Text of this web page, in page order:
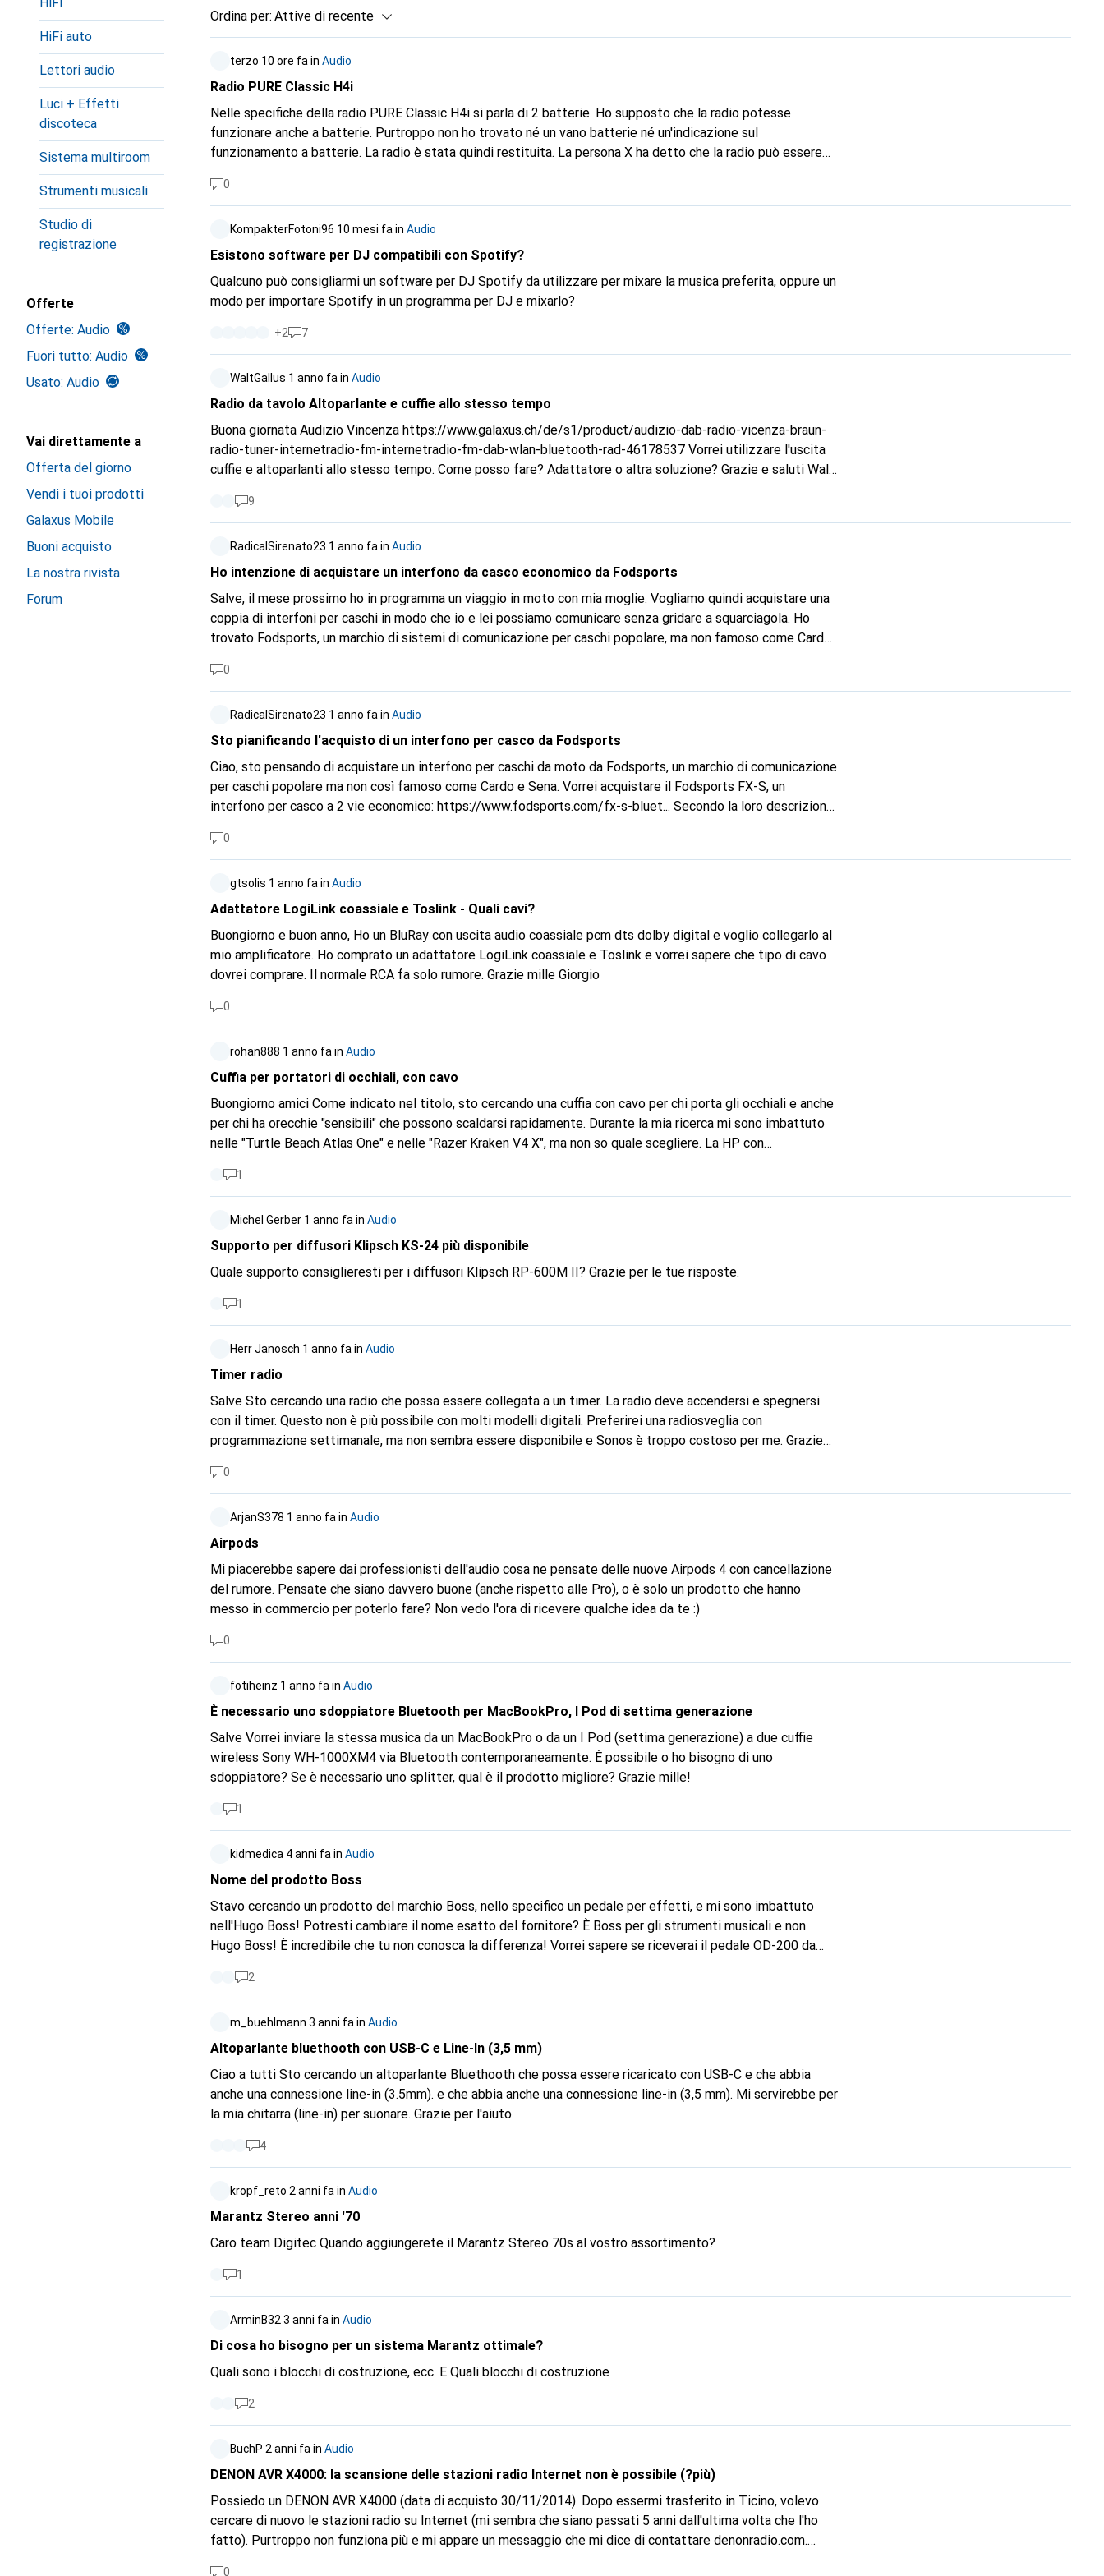
HiFi auto
Lettori audio
Luci + Effetti
discoteca
Sistema multiroom
Strumenti musicali
Studio di
registrazione
Offerte
Offerte: Audio
Fuori tutto: Audio
Usato: Audio
Vai direttamente a
Offerta del giorno
Vendi i tuoi prodotti
Galaxus Mobile
Buoni acquisto
La nostra rivista
Forum
Ordina per: Attive di recente
terzo 10 ore fa in Audio
Radio PURE Classic H4i
Nelle specifiche della radio PURE Classic H4i si parla di 2 batterie. Ho supposto che la radio potesse
funzionare anche a batterie. Purtroppo non ho trovato né un vano batterie né un'indicazione sul
funzionamento a batterie. La radio è stata quindi restituita. La persona X ha detto che la radio può essere
fornitura. Domanda: le specifiche sono errate o non ho capito qualcosa? Per me, l'indicazione delle 2 batterie
dovrebbe essere rimossa.
0
KompakterFotoni96 10 mesi fa in Audio
Esistono software per DJ compatibili con Spotify?
Qualcuno può consigliarmi un software per DJ Spotify da utilizzare per mixare la musica preferita, oppure un
modo per importare Spotify in un programma per DJ e mixarlo?
+2 7
WaltGallus 1 anno fa in Audio
Radio da tavolo Altoparlante e cuffie allo stesso tempo
Buona giornata Audizio Vincenza https://www.galaxus.ch/de/s1/product/audizio-dab-radio-vicenza-braun-
radio-tuner-internetradio-fm-internetradio-fm-dab-wlan-bluetooth-rad-46178537 Vorrei utilizzare l'uscita
cuffie e altoparlanti allo stesso tempo. Come posso fare? Adattatore o altra soluzione? Grazie e saluti Walt
9
RadicalSirenato23 1 anno fa in Audio
Ho intenzione di acquistare un interfono da casco economico da Fodsports
Salve, il mese prossimo ho in programma un viaggio in moto con mia moglie. Vogliamo quindi acquistare una
coppia di interfoni per caschi in modo che io e lei possiamo comunicare senza gridare a squarciagola. Ho
trovato Fodsports, un marchio di sistemi di comunicazione per caschi popolare, ma non famoso come Cardo
https://www.fodsports.com/fx-s-bluet...
conosce la qualità audio di questo tipo di prodotto? Ho anche notato che la pagina del prodotto indica che il
Fodsports FX-S è dotato di tecnologia di riduzione del rumore CVC ed ENC. Quindi la qualità e la chiarezza
dell'audio saranno migliori? Qualche utente esperto può condividere con me qualche conoscenza?
0
RadicalSirenato23 1 anno fa in Audio
Sto pianificando l'acquisto di un interfono per casco da Fodsports
Ciao, sto pensando di acquistare un interfono per caschi da moto da Fodsports, un marchio di comunicazione
per caschi popolare ma non così famoso come Cardo e Sena. Vorrei acquistare il Fodsports FX-S, un
interfono per casco a 2 vie economico: https://www.fodsports.com/fx-s-bluet... Secondo la loro descrizione,
utilizza la tecnologia Bluetooth 5.4, praticamente l'ultima tecnologia Bluetooth sul mercato. È dotato di
tecnologia di riduzione del rumore CVC ed ENC, in grado di migliorare la chiarezza dell'audio. Inoltre, può
supportare l'ascolto della musica e il comando vocale quando si collega al telefono. Il prezzo di una
confezione singola di Fodsports FX-S è di soli 49,99 dollari USA, davvero conveniente. Qualcuno ha già
0
gtsolis 1 anno fa in Audio
Adattatore LogiLink coassiale e Toslink - Quali cavi?
Buongiorno e buon anno, Ho un BluRay con uscita audio coassiale pcm dts dolby digital e voglio collegarlo al
mio amplificatore. Ho comprato un adattatore LogiLink coassiale e Toslink e vorrei sapere che tipo di cavo
dovrei comprare. Il normale RCA fa solo rumore. Grazie mille Giorgio
0
rohan888 1 anno fa in Audio
Cuffia per portatori di occhiali, con cavo
Buongiorno amici Come indicato nel titolo, sto cercando una cuffia con cavo per chi porta gli occhiali e anche
per chi ha orecchie "sensibili" che possono scaldarsi rapidamente. Durante la mia ricerca mi sono imbattuto
nelle "Turtle Beach Atlas One" e nelle "Razer Kraken V4 X", ma non so quale scegliere. La HP con
causa del suo peso. Dovrebbe avere un buon suono, il microfono non è necessario, quindi può anche essere
uno senza microfono (se esiste). Ho trovato solo ricerche wireless qui, quindi inizierò una nuova discussione.
Aggiunta: il mio orecchio è grande/piccolo 6,5 cm, credo che anche questo sia importante per le dimensioni
delle cuffie.
1
Michel Gerber 1 anno fa in Audio
Supporto per diffusori Klipsch KS-24 più disponibile
Quale supporto consiglieresti per i diffusori Klipsch RP-600M II? Grazie per le tue risposte.
1
Herr Janosch 1 anno fa in Audio
Timer radio
Salve Sto cercando una radio che possa essere collegata a un timer. La radio deve accendersi e spegnersi
con il timer. Questo non è più possibile con molti modelli digitali. Preferirei una radiosveglia con
programmazione settimanale, ma non sembra essere disponibile e Sonos è troppo costoso per me. Grazie
0
ArjanS378 1 anno fa in Audio
Airpods
Mi piacerebbe sapere dai professionisti dell'audio cosa ne pensate delle nuove Airpods 4 con cancellazione
del rumore. Pensate che siano davvero buone (anche rispetto alle Pro), o è solo un prodotto che hanno
messo in commercio per poterlo fare? Non vedo l'ora di ricevere qualche idea da te :)
0
fotiheinz 1 anno fa in Audio
È necessario uno sdoppiatore Bluetooth per MacBookPro, I Pod di settima generazione
Salve Vorrei inviare la stessa musica da un MacBookPro o da un I Pod (settima generazione) a due cuffie
wireless Sony WH-1000XM4 via Bluetooth contemporaneamente. È possibile o ho bisogno di uno
sdoppiatore? Se è necessario uno splitter, qual è il prodotto migliore? Grazie mille!
1
kidmedica 4 anni fa in Audio
Nome del prodotto Boss
Stavo cercando un prodotto del marchio Boss, nello specifico un pedale per effetti, e mi sono imbattuto
nell'Hugo Boss! Potresti cambiare il nome esatto del fornitore? È Boss per gli strumenti musicali e non
Hugo Boss! È incredibile che tu non conosca la differenza! Vorrei sapere se riceverai il pedale OD-200 da
pedale (Hugo) Boss MD-200 e il pedale (Hugo) Boss DD-200...? Grazie mille per la risposta e la correzione.
Con i migliori saluti
2
m_buehlmann 3 anni fa in Audio
Altoparlante bluethooth con USB-C e Line-In (3,5 mm)
Ciao a tutti Sto cercando un altoparlante Bluethooth che possa essere ricaricato con USB-C e che abbia
anche una connessione line-in (3.5mm). e che abbia anche una connessione line-in (3,5 mm). Mi servirebbe per
la mia chitarra (line-in) per suonare. Grazie per l'aiuto
4
kropf_reto 2 anni fa in Audio
Marantz Stereo anni '70
Caro team Digitec Quando aggiungerete il Marantz Stereo 70s al vostro assortimento?
1
ArminB32 3 anni fa in Audio
Di cosa ho bisogno per un sistema Marantz ottimale?
Quali sono i blocchi di costruzione, ecc. E Quali blocchi di costruzione
2
BuchP 2 anni fa in Audio
DENON AVR X4000: la scansione delle stazioni radio Internet non è possibile (?più)
Possiedo un DENON AVR X4000 (data di acquisto 30/11/2014). Dopo essermi trasferito in Ticino, volevo
cercare di nuovo le stazioni radio su Internet (mi sembra che siano passati 5 anni dall'ultima volta che l'ho
fatto). Purtroppo non funziona più e mi appare un messaggio che mi dice di contattare denonradio.com.
0